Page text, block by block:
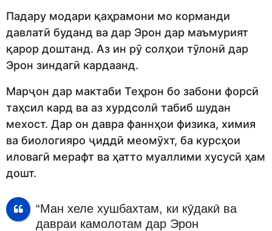
Падару модари қаҳрамони мо корманди
давлатӣ буданд ва дар Эрон дар маъмурият
қарор доштанд. Аз ин рӯ солҳои тӯлонӣ дар
Эрон зиндагӣ кардаанд.
Марҷон дар мактаби Теҳрон бо забони форсӣ
таҳсил кард ва аз хурдсолӣ табиб шудан
мехост. Дар он давра фаннҳои физика, химия
ва биологияро ҷиддӣ меомӯхт, ба курсҳои
иловагӣ мерафт ва ҳатто муаллими хусусӣ ҳам
дошт.
“Ман хеле хушбахтам, ки кӯдакӣ ва
давраи камолотам дар Эрон